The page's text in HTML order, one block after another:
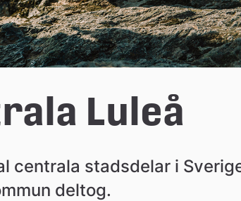
Luleå
centrala stadsdelar i
deltog.